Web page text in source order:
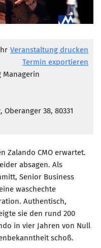
Veranstaltung drucken
Termin exportieren
Managerin
, Oberanger 38, 80331
Zalando CMO erwartet.
absagen. Als
Senior Business
waschechte
Authentisch,
sie den rund 200
in vier Jahren von Null
schoß.